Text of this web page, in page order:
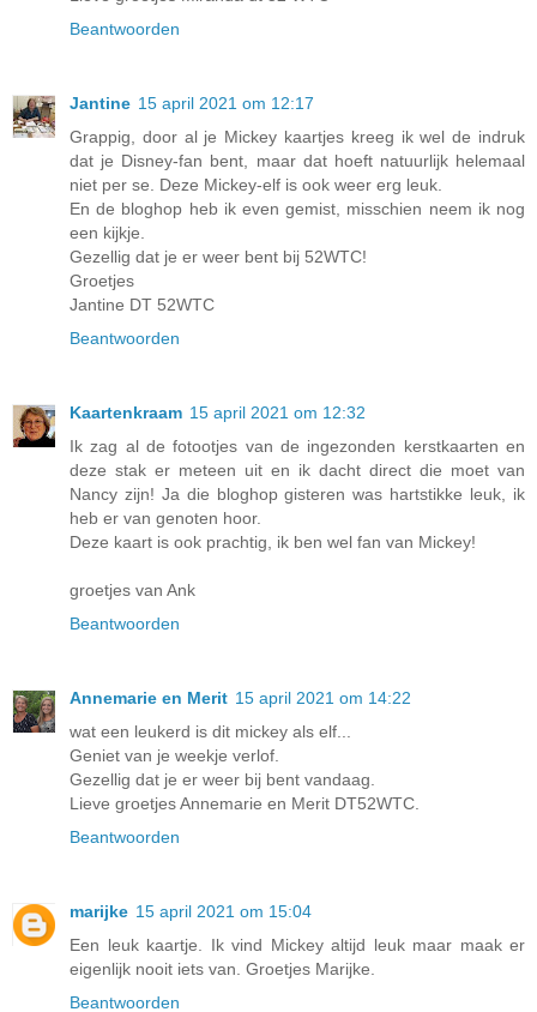
Beantwoorden
Jantine 15 april 2021 om 12:17
Grappig, door al je Mickey kaartjes kreeg ik wel de indruk
dat je Disney-fan bent, maar dat hoeft natuurlijk helemaal
niet per se. Deze Mickey-elf is ook weer erg leuk.
En de bloghop heb ik even gemist, misschien neem ik nog
een kijkje.
Gezellig dat je er weer bent bij 52WTC!
Groetjes
Jantine DT 52WTC
Beantwoorden
Kaartenkraam 15 april 2021 om 12:32
Ik zag al de fotootjes van de ingezonden kerstkaarten en
deze stak er meteen uit en ik dacht direct die moet van
Nancy zijn! Ja die bloghop gisteren was hartstikke leuk, ik
heb er van genoten hoor.
Deze kaart is ook prachtig, ik ben wel fan van Mickey!
groetjes van Ank
Beantwoorden
Annemarie en Merit 15 april 2021 om 14:22
wat een leukerd is dit mickey als elf...
Geniet van je weekje verlof.
Gezellig dat je er weer bij bent vandaag.
Lieve groetjes Annemarie en Merit DT52WTC.
Beantwoorden
marijke 15 april 2021 om 15:04
Een leuk kaartje. Ik vind Mickey altijd leuk maar maak er
eigenlijk nooit iets van. Groetjes Marijke.
Beantwoorden